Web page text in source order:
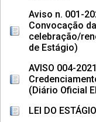
Aviso n. 001-
Convocação
celebração/
de Estágio)
AVISO 004-
(Diário Oficial
LEI DO